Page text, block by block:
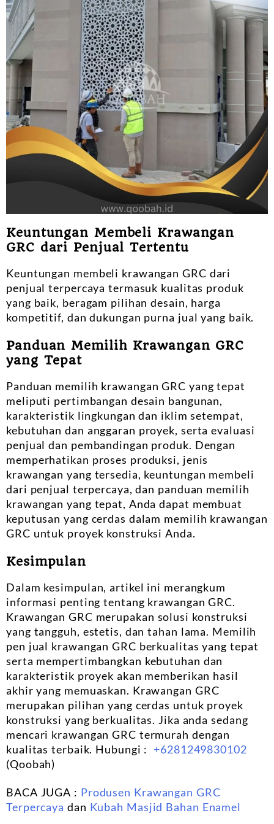
Keuntungan Membeli Krawangan
GRC dari Penjual Tertentu
Keuntungan membeli krawangan GRC dari
penjual terpercaya termasuk kualitas produk
yang baik, beragam pilihan desain, harga
kompetitif, dan dukungan purna jual yang baik.
Panduan Memilih Krawangan GRC
yang Tepat
Panduan memilih krawangan GRC yang tepat
meliputi pertimbangan desain bangunan,
karakteristik lingkungan dan iklim setempat,
kebutuhan dan anggaran proyek, serta evaluasi
penjual dan pembandingan produk. Dengan
memperhatikan proses produksi, jenis
krawangan yang tersedia, keuntungan membeli
dari penjual terpercaya, dan panduan memilih
krawangan yang tepat, Anda dapat membuat
keputusan yang cerdas dalam memilih krawangan
GRC untuk proyek konstruksi Anda.
Kesimpulan
Dalam kesimpulan, artikel ini merangkum
informasi penting tentang krawangan GRC.
Krawangan GRC merupakan solusi konstruksi
yang tangguh, estetis, dan tahan lama. Memilih
pen jual krawangan GRC berkualitas yang tepat
serta mempertimbangkan kebutuhan dan
karakteristik proyek akan memberikan hasil
akhir yang memuaskan. Krawangan GRC
merupakan pilihan yang cerdas untuk proyek
konstruksi yang berkualitas. Jika anda sedang
mencari krawangan GRC termurah dengan
kualitas terbaik. Hubungi : +6281249830102
(Qoobah)
BACA JUGA : Produsen Krawangan GRC
Terpercaya dan Kubah Masjid Bahan Enamel